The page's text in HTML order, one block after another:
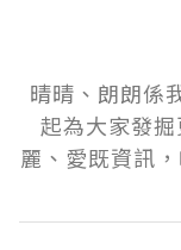
晴晴、朗朗係
起為大家發
麗、愛既資訊